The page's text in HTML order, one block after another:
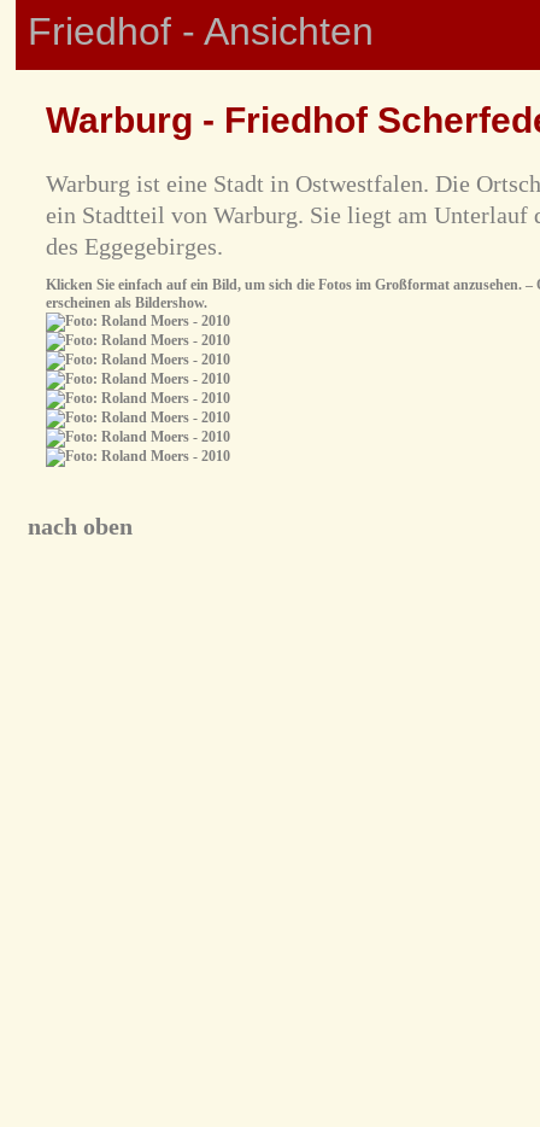
Friedhof - Ansichten
Warburg - Friedhof
Warburg ist eine Stadt in Ostwestfalen. Die
ein Stadtteil von Warburg. Sie liegt am Unterlauf
des Eggegebirges.
Klicken Sie einfach auf ein Bild, um sich die Fotos im Großformat anzusehen. –
erscheinen als Bildershow.
nach oben